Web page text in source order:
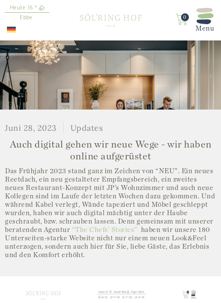
springen16 °
Ebbe
0
Juni 28, 2023
Updates
Auch digital gehen wir neue Wege - wir haben
online aufgerüstet
Das Frühjahr 2023 stand ganz im Zeichen von “NEU”. Ein neues
Reetdach, ein neu gestalteter Empfangsbereich, ein zweites
neues Restaurant-Konzept mit JP’s Wohnzimmer und auch neue
Kollegen sind im Laufe der letzten Wochen dazu gekommen. Und
während Kabel verlegt, Wände tapeziert und Möbel geschleppt
wurden, haben wir auch digital mächtig unter der Haube
geschraubt, bzw. schrauben lassen. Denn gemeinsam mit unserer
beratenden Agentur “The Chefs’ Stories”
haben wir unsere 180
Unterseiten-starke Website nicht nur einem neuen Look&Feel
unterzogen, sondern auch hier für Sie, liebe Gäste, das Erlebnis
und den Komfort erhöht.